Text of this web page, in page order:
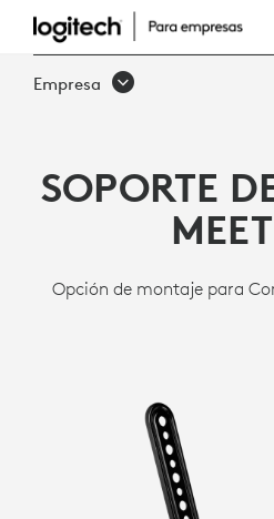
PIEZA
DE
TV
LOGITECH
Empresa
SOPORTE
Opción de montaje para